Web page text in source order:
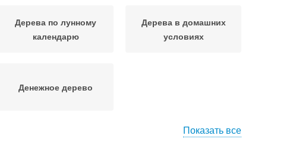
Дерева по лунному
календарю
Дерева в домашних
условиях
Денежное дерево
Показать все